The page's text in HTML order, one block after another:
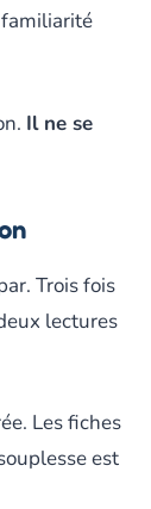
Il ne se
Trois fois
lectures
Les fiches
est